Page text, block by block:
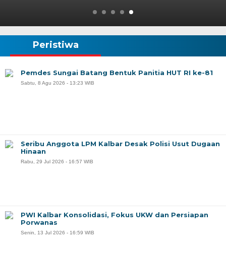
Peristiwa
Pemdes Sungai Batang Bentuk Panitia HUT RI ke-81
Sabtu, 8 Agu 2026 - 13:23 WIB
Seribu Anggota LPM Kalbar Desak Polisi Usut Dugaan
Hinaan
Rabu, 29 Jul 2026 - 16:57 WIB
PWI Kalbar Konsolidasi, Fokus UKW dan Persiapan
Porwanas
Senin, 13 Jul 2026 - 16:59 WIB